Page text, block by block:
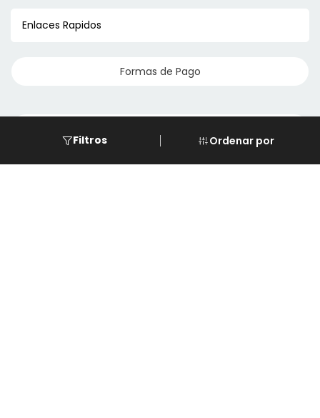
Ordenar por
Filtros
Enlaces Rapidos
Formas de Pago